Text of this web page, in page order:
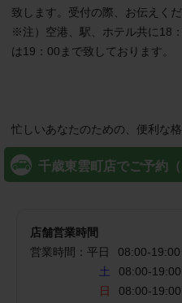
致します。受付の際、お伝えくだ
※注）空港、駅、ホテル共に18
は19：00まで致しております。
千歳東雲町店でご予約（
店舗営業時間
営業時間： 平日 08:00-19:00
土
08:00-19:00
日
08:00-19:00